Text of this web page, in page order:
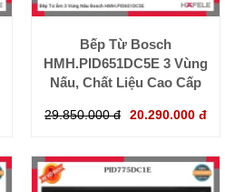
Bếp Từ Bosch
HMH.PID651DC5E 3 Vùng
Nấu, Chất Liệu Cao Cấp
29.850.000 đ 20.290.000 đ